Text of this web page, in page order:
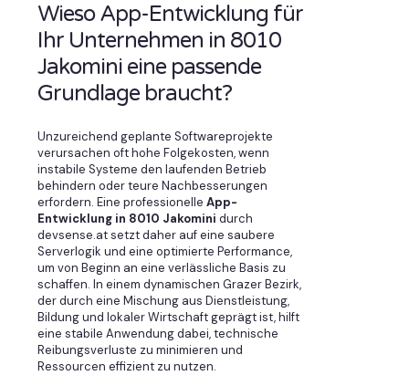
Wieso App-Entwicklung für
Ihr Unternehmen in 8010
Jakomini eine passende
Grundlage braucht?
Unzureichend geplante Softwareprojekte
verursachen oft hohe Folgekosten, wenn
instabile Systeme den laufenden Betrieb
behindern oder teure Nachbesserungen
erfordern. Eine professionelle App-
Entwicklung in 8010 Jakomini durch
devsense.at setzt daher auf eine saubere
Serverlogik und eine optimierte Performance,
um von Beginn an eine verlässliche Basis zu
schaffen. In einem dynamischen Grazer Bezirk,
der durch eine Mischung aus Dienstleistung,
Bildung und lokaler Wirtschaft geprägt ist, hilft
eine stabile Anwendung dabei, technische
Reibungsverluste zu minimieren und
Ressourcen effizient zu nutzen.